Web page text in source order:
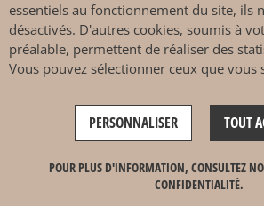
Axodeco.fr vous
partenaire SITS
à
de Bidart.
essentiels au fonctionnement du site, ils
désactivés. D'autres cookies, soumis à
préalable, permettent de réaliser des
Vous pouvez sélectionner ceux que vous
TOUT
PERSONNALISER
POUR PLUS D'INFORMATION, CONSULTEZ
CONFIDENTIALITÉ.